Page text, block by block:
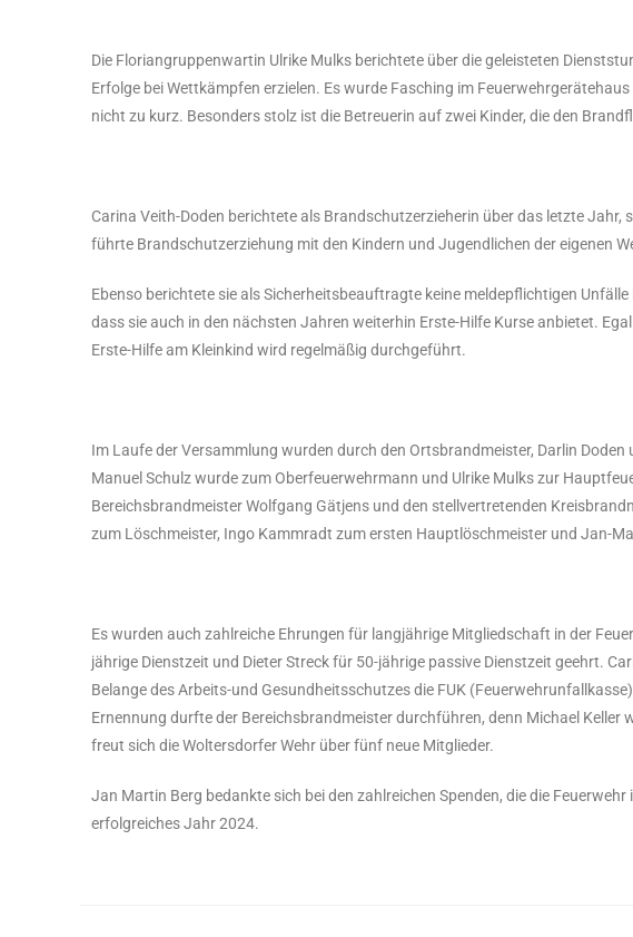
Die Floriangruppenwartin Ulrike Mulks berichtete über die geleisteten
Erfolge bei Wettkämpfen erzielen. Es wurde Fasching im
nicht zu kurz. Besonders stolz ist die Betreuerin auf zwei Kinder, die den
Carina Veith-Doden berichtete als Brandschutzerzieherin über das letzte Jahr,
führte Brandschutzerziehung mit den Kindern und Jugendlichen der eigenen
Ebenso berichtete sie als Sicherheitsbeauftragte keine meldepflichtigen
dass sie auch in den nächsten Jahren weiterhin Erste-Hilfe Kurse anbietet.
Erste-Hilfe am Kleinkind wird regelmäßig durchgeführt.
Im Laufe der Versammlung wurden durch den Ortsbrandmeister, Darlin
Manuel Schulz wurde zum Oberfeuerwehrmann und Ulrike Mulks zur
Bereichsbrandmeister Wolfgang Gätjens und den stellvertretenden
zum Löschmeister, Ingo Kammradt zum ersten Hauptlöschmeister und Jan-
Es wurden auch zahlreiche Ehrungen für langjährige Mitgliedschaft in der
jährige Dienstzeit und Dieter Streck für 50-jährige passive Dienstzeit geehrt.
Belange des Arbeits-und Gesundheitsschutzes die FUK
Ernennung durfte der Bereichsbrandmeister durchführen, denn Michael
freut sich die Woltersdorfer Wehr über fünf neue Mitglieder.
Jan Martin Berg bedankte sich bei den zahlreichen Spenden, die die
erfolgreiches Jahr 2024.